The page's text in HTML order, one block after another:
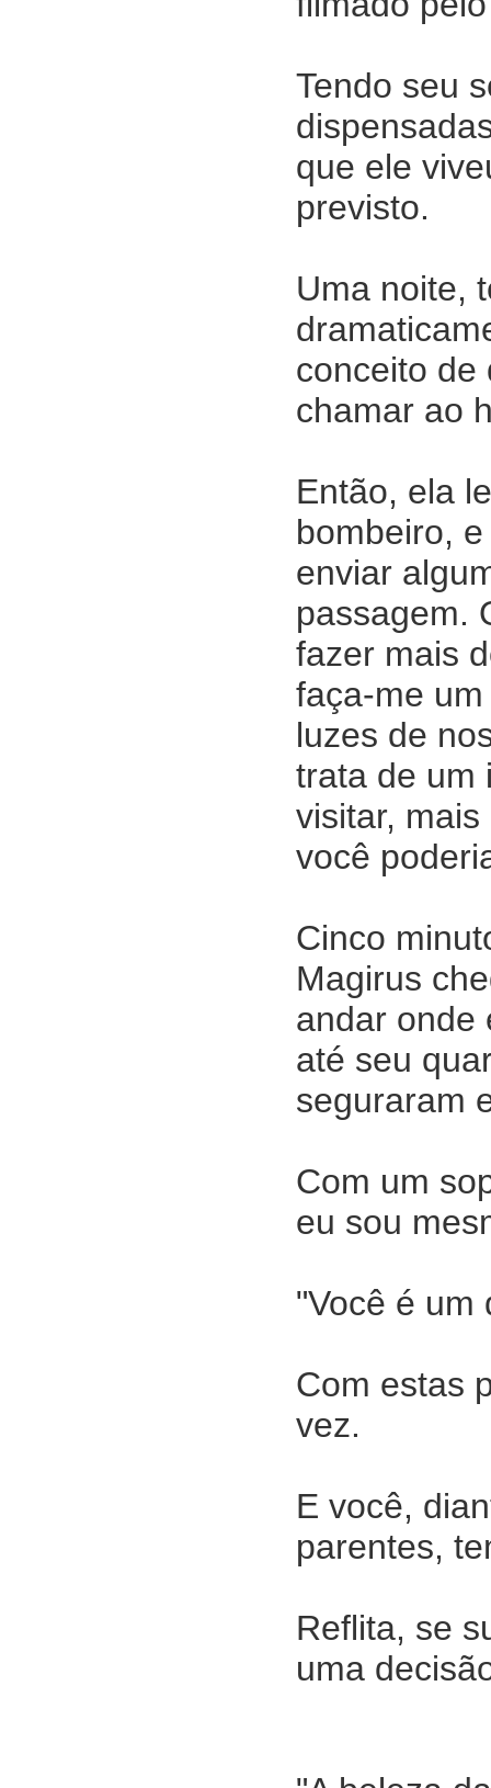
Tendo seu
que ele
previsto.
Uma noite,
conceito de
chamar ao
Então, ela
bombeiro,
enviar
passagem.
fazer mais
faça-me
luzes de
trata de um
visitar,
você
Cinco
Magirus
andar onde
até seu
seguraram
Com um
eu sou
"Você é um
Com estas
vez.
E você,
parentes,
Reflita, se
uma